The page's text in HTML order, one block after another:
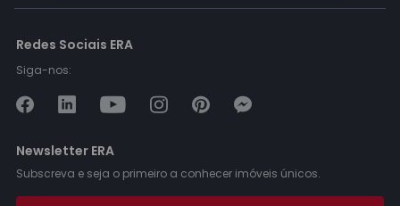
Redes Sociais ERA
Siga-nos:
Newsletter ERA
Subscreva e seja o primeiro a conhecer imóveis únicos.